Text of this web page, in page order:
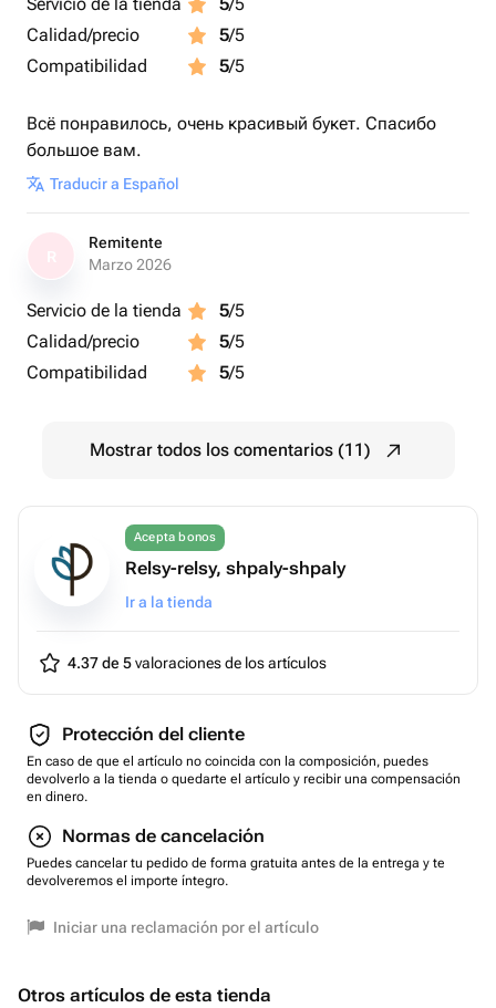
Calidad/precio
5/5
Compatibilidad
5/5
Всё понравилось, очень красивый букет. Спасибо
большое вам.
Traducir a Español
Remitente
Marzo 2026
Servicio de la tienda 5/5
Calidad/precio
5/5
Compatibilidad
5/5
Mostrar todos los comentarios (11)
Acepta bonos
Relsy-relsy, shpaly-shpaly
Ir a la tienda
4.37 de 5valoraciones de los artículos
Protección del cliente
En caso de que el artículo no coincida con la composición, puedes
devolverlo a la tienda o quedarte el artículo y recibir una compensación
en dinero.
Normas de cancelación
Puedes cancelar tu pedido de forma gratuita antes de la entrega y te
devolveremos el importe íntegro.
Iniciar una reclamación por el artículo
Otros artículos de esta tienda